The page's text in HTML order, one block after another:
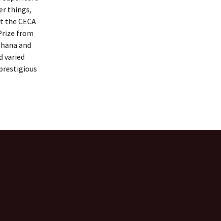
things,
the CECA
from
and
varied